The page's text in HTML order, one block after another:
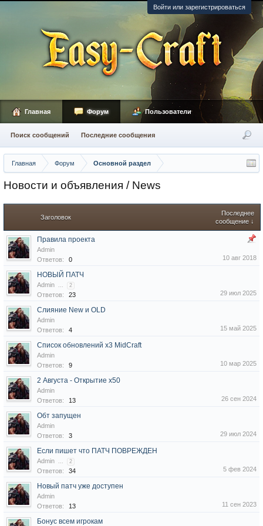
Войти или зарегистрироваться
Главная Форум Основной раздел
Новости и объявления / News
Заголовок
Последнее
сообщение ↓
Правила проекта
Admin
Ответов:
0 10 авг 2018
НОВЫЙ ПАТЧ
Admin ... 2
Ответов: 23 29 июл 2025
Слияние New и OLD
Admin
Ответов:
4 15 май 2025
Список обновлений x3 MidCraft
Admin
Ответов:
9 10 мар 2025
2 Августа - Открытие x50
Admin
Ответов:
13 26 сен 2024
Обт запущен
Admin
Ответов:
3 29 июл 2024
Если пишет что ПАТЧ ПОВРЕЖДЕН
Admin ... 2
Ответов: 34 5 фев 2024
Новый патч уже доступен
Admin
Ответов:
13 11 сен 2023
Бонус всем игрокам
Главная Форум
Поиск сообщений Последние сообщения
Пользователи